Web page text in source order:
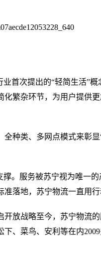
首次提出的“轻简生活”
繁杂环节，为用户提供
种类、多网点模式来彰
。服务被苏宁视为唯一的
落地，苏宁物流一直用行
开放战略至今，苏宁物流
、菜鸟、安利等在内